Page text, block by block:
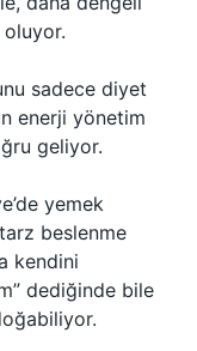
oluyor.
sadece diyet
enerji yönetim
geliyor.
yemek
beslenme
kendini
dediğinde bile